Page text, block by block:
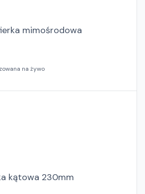
mimośrodowa
na żywo
kątowa 230mm